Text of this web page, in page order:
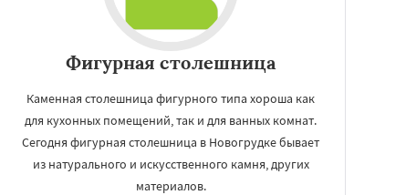
Фигурная столешница
Каменная столешница фигурного типа хороша как
для кухонных помещений, так и для ванных комнат.
Сегодня фигурная столешница в Новогрудке бывает
из натурального и искусственного камня, других
материалов.